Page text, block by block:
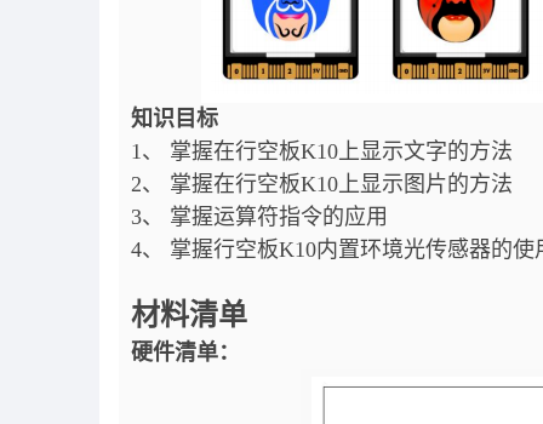
知识目标
1、 掌握在行空板K10上显示文字的方法
2、 掌握在行空板K10上显示图片的方法
3、 掌握运算符指令的应用
4、 掌握行空板K10内置环境光传感器的使
材料清单
硬件清单：